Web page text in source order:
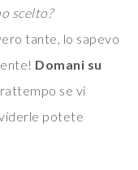
scelto?
tante, lo sapevo
Domani su
se vi
potete